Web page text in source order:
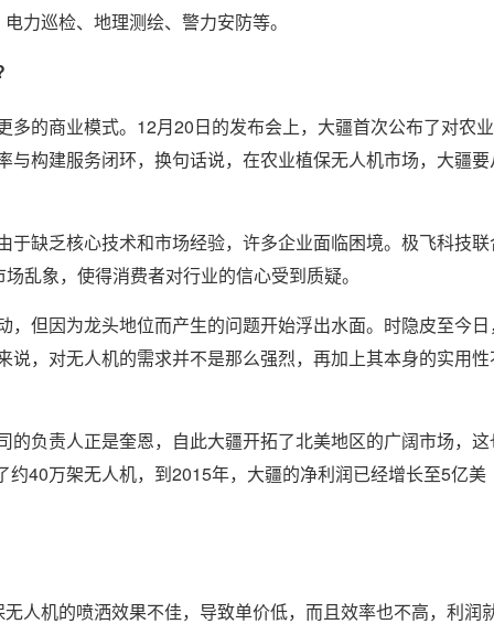
力巡检、地理测绘、警力安防等。
的商业模式。12月20日的发布会上，大疆首次公布了对农
构建服务闭环，换句话说，在农业植保无人机市场，大疆要
缺乏核心技术和市场经验，许多企业面临困境。极飞科技联
乱象，使得消费者对行业的信心受到质疑。
但因为龙头地位而产生的问题开始浮出水面。时隐皮至今日
，对无人机的需求并不是那么强烈，再加上其本身的实用性
负责人正是奎恩，自此大疆开拓了北美地区的广阔市场，这
约40万架无人机，到2015年，大疆的净利润已经增长至5亿美
人机的喷洒效果不佳，导致单价低，而且效率也不高，利润